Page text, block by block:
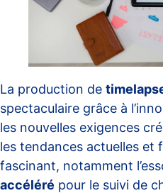
La production de
spectaculaire grâce à
les nouvelles exigences
les tendances actuelles et
fascinant, notamment
accéléré pour le suivi de